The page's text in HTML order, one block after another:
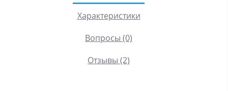
Характеристики
Вопросы (0)
Отзывы (2)